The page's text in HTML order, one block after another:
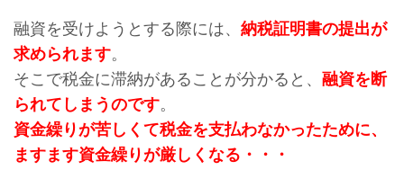
融資を受けようとする際には、 納税証明書の提出が
求められます。
そこで税金に滞納があることが分かると、 融資を断
られてしまうのです。
資金繰りが苦しくて税金を支払わなかったために、
ますます資金繰りが厳しくなる・・・